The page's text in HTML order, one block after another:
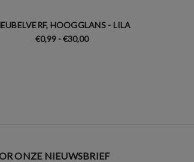
HOOGGLANS - LILA
€0,99 - €30,00
ONZE NIEUWSBRIEF